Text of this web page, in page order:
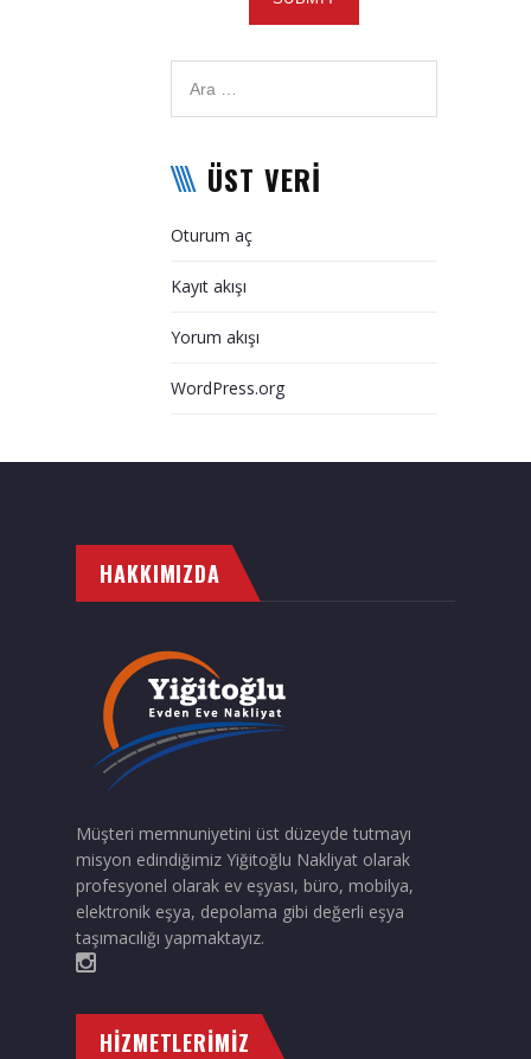
ÜST VERI
Oturum aç
Kayıt akışı
Yorum akışı
WordPress.org
HAKKIMIZDA
Müşteri memnuniyetini üst düzeyde tutmayı
misyon edindiğimiz Yiğitoğlu Nakliyat olarak
profesyonel olarak ev eşyası, büro, mobilya,
elektronik eşya, depolama gibi değerli eşya
taşımacılığı yapmaktayız.
HIZMETLERIMIZ